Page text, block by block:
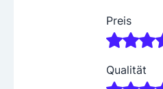
Preis
Qualität